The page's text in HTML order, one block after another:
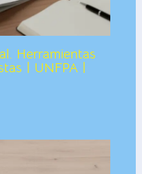
Herramientas
| UNFPA |